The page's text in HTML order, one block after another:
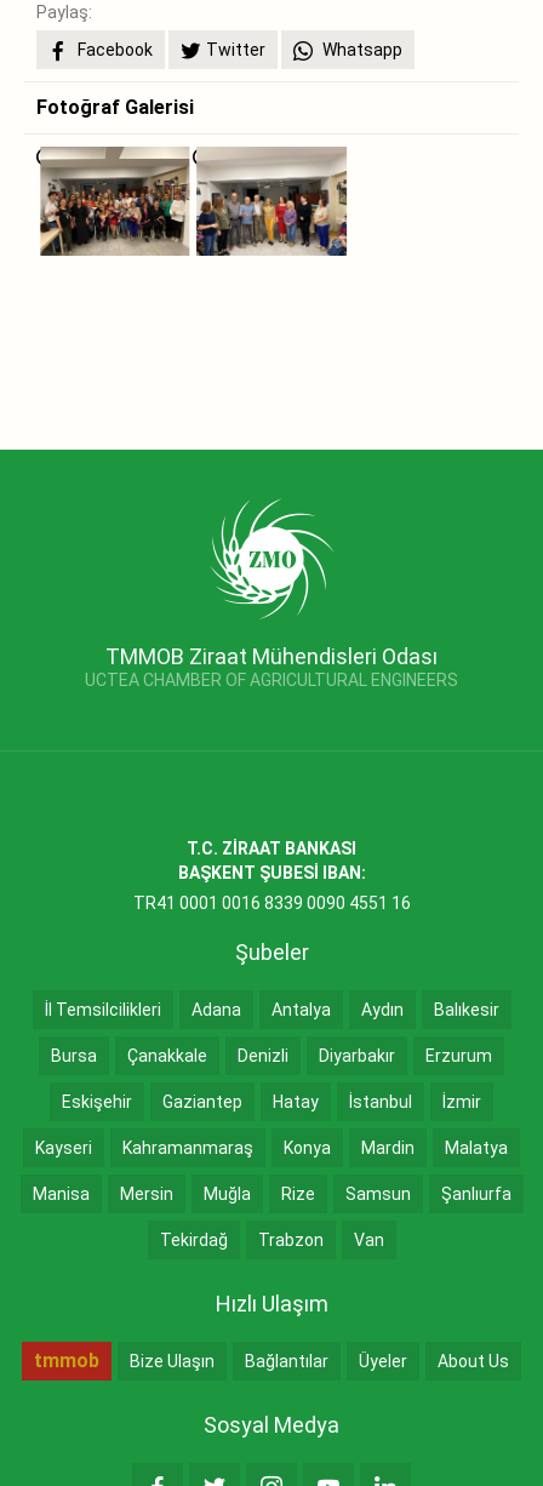
Paylaş:
Facebook
Twitter Whatsapp
Fotoğraf Galerisi
TMMOB Ziraat Mühendisleri Odası
UCTEA CHAMBER OF AGRICULTURAL ENGINEERS
T.C. ZİRAAT BANKASI
BAŞKENT ŞUBESİ IBAN:
TR41 0001 0016 8339 0090 4551 16
Şubeler
İl Temsilcilikleri Adana Antalya Aydın Balıkesir
Bursa Çanakkale Denizli Diyarbakır Erzurum
Eskişehir Gaziantep Hatay İstanbul İzmir
Kayseri Kahramanmaraş Konya Mardin Malatya
Manisa Mersin Muğla Rize Samsun Şanlıurfa
Tekirdağ Trabzon Van
Hızlı Ulaşım
tmmob Bize Ulaşın Bağlantılar Üyeler About Us
Sosyal Medya